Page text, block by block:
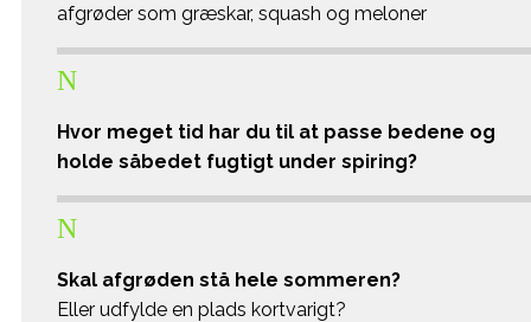
afgrøder som græskar, squash og meloner
N
Hvor meget tid har du til at passe bedene og
holde såbedet fugtigt under spiring?
N
Skal afgrøden stå hele sommeren?
Eller udfylde en plads kortvarigt?